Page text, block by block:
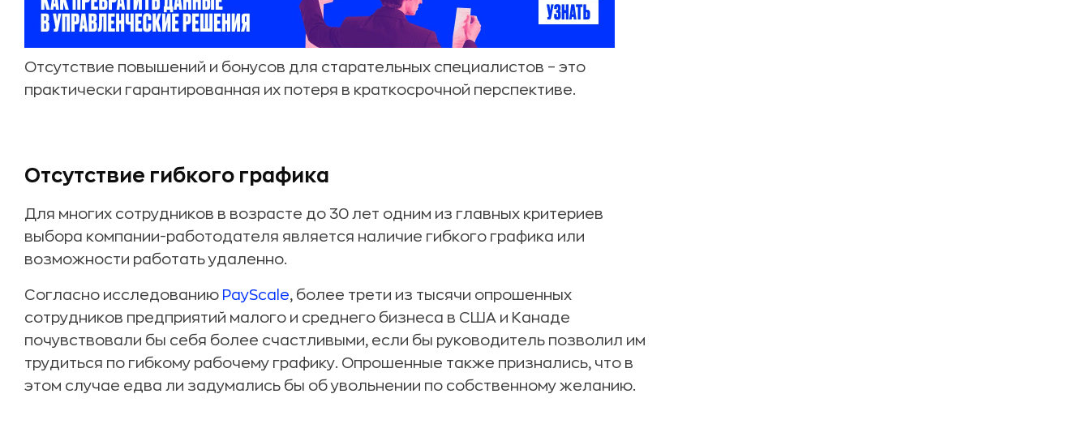
Отсутствие повышений и бонусов для старательных специалистов – это
практически гарантированная их потеря в краткосрочной перспективе.
Отсутствие гибкого графика
Для многих сотрудников в возрасте до 30 лет одним из главных критериев
выбора компании-работодателя является наличие гибкого графика или
возможности работать удаленно.
Согласно исследованию PayScale, более трети из тысячи опрошенных
сотрудников предприятий малого и среднего бизнеса в США и Канаде
почувствовали бы себя более счастливыми, если бы руководитель позволил им
трудиться по гибкому рабочему графику. Опрошенные также признались, что в
этом случае едва ли задумались бы об увольнении по собственному желанию.